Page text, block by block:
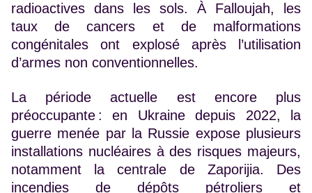
radioactives dans les sols. À Falloujah, les
taux de cancers et de malformations
congénitales ont explosé après l’utilisation
d’armes non conventionnelles.
La période actuelle est encore plus
préoccupante : en Ukraine depuis 2022, la
guerre menée par la Russie expose plusieurs
installations nucléaires à des risques majeurs,
notamment la centrale de Zaporijia. Des
incendies de dépôts pétroliers et